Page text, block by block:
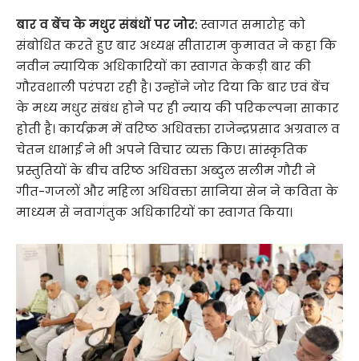
बार व बेंच के मधुर संबंधों पर जोर:स्वागत समारोह को
संबोधित करते हुए बार अध्यक्ष सीताराम कुमावत ने कहा कि
नवीन न्यायिक अधिकारियों का स्वागत केकड़ी बार की
गौरवशाली परंपरा रही है। उन्होंने जोर दिया कि बार एवं बेंच
के मध्य मधुर संबंध होने पर ही न्याय की परिकल्पना साकार
होती है। कार्यक्रम में वरिष्ठ अधिवक्ता राजेन्द्रप्रसाद अग्रवाल व
चेतन धाभाई ने भी अपने विचार व्यक्त किए। सांस्कृतिक
प्रस्तुतियों के बीच वरिष्ठ अधिवक्ता अब्दुल सलीम गौरी ने
गीत-गजलों और महिला अधिवक्ता सानिया सेन ने कविता के
माध्यम से नवागंतुक अधिकारियों का स्वागत किया।